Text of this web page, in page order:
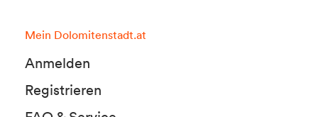
Mein Dolomitenstadt.at
Anmelden
Registrieren